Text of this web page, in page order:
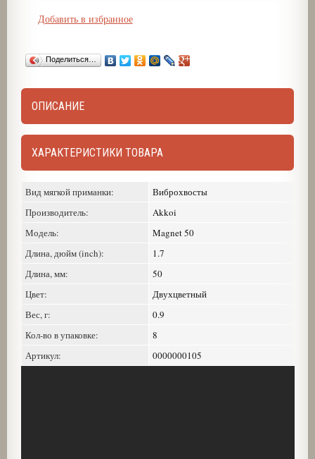
Добавить в избранное
Поделиться…
ОПИСАНИЕ
ХАРАКТЕРИСТИКИ ТОВАРА
Вид мягкой приманки:
Виброхвосты
Производитель:
Akkoi
Модель:
Magnet 50
Длина, дюйм (inch):
1.7
Длина, мм:
50
Цвет:
Двухцветный
Вес, г:
0.9
Кол-во в упаковке:
8
Артикул:
0000000105